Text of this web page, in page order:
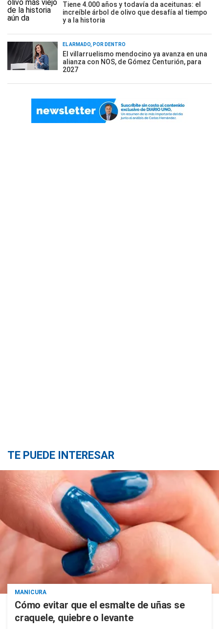
Tiene 4.000 años y todavía da aceitunas: el
increíble árbol de olivo que desafía al tiempo
y a la historia
EL ARMADO, POR DENTRO
El villarruelismo mendocino ya avanza en una
alianza con NOS, de Gómez Centurión, para
2027
TE PUEDE INTERESAR
MANICURA
Cómo evitar que el esmalte de uñas se
craquele, quiebre o levante